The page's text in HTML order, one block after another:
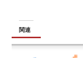
関連